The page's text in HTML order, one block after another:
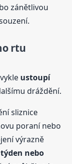
zánětlivou
rtu
ustoupí
dráždění.
sliznice
poraní nebo
výrazně
nebo